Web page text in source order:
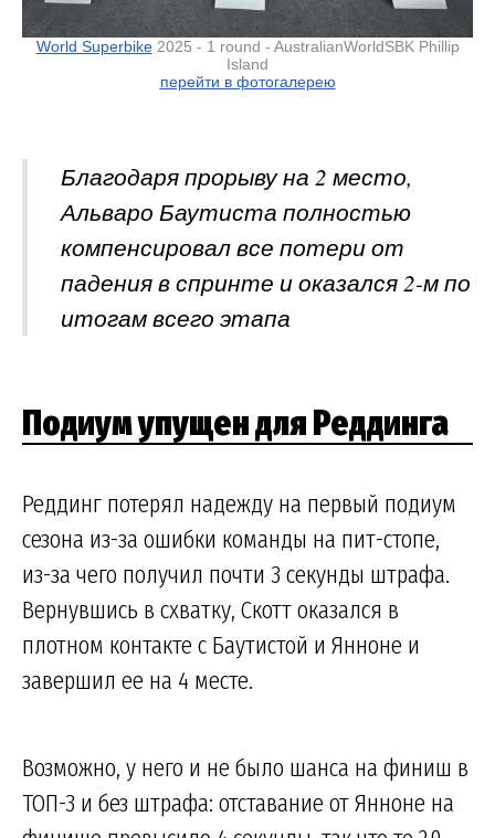
World Superbike2025 - 1 round - AustralianWorldSBK Phillip
Island
перейти в фотогалерею
Благодаря прорыву на 2 место,
Альваро Баутиста полностью
компенсировал все потери от
падения в спринте и оказался 2-м по
итогам всего этапа
Подиум упущен для Реддинга
Реддинг потерял надежду на первый подиум
сезона из-за ошибки команды на пит-стопе,
из-за чего получил почти 3 секунды штрафа.
Вернувшись в схватку, Скотт оказался в
плотном контакте с Баутистой и Янноне и
завершил ее на 4 месте.
Возможно, у него и не было шанса на финиш в
ТОП-3 и без штрафа: отставание от Янноне на